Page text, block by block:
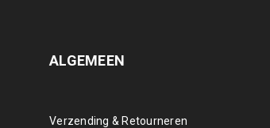
ALGEMEEN
Verzending & Retourneren